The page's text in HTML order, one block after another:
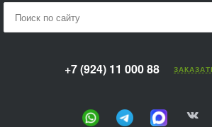
+7 (924) 11 000 88